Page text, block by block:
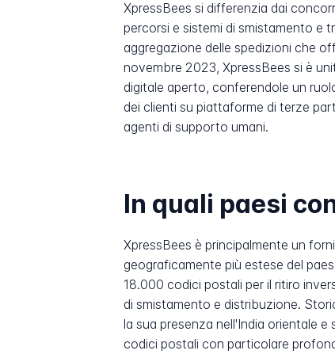
XpressBees si differenzia dai
percorsi e sistemi di smistamento e
aggregazione delle spedizioni che
novembre 2023, XpressBees si è
digitale aperto, conferendole un
dei clienti su piattaforme di terze
agenti di supporto umani.
In quali paesi
XpressBees è principalmente un
geograficamente più estese del
18.000 codici postali per il ritiro
di smistamento e distribuzione.
la sua presenza nell'India orientale
codici postali con particolare